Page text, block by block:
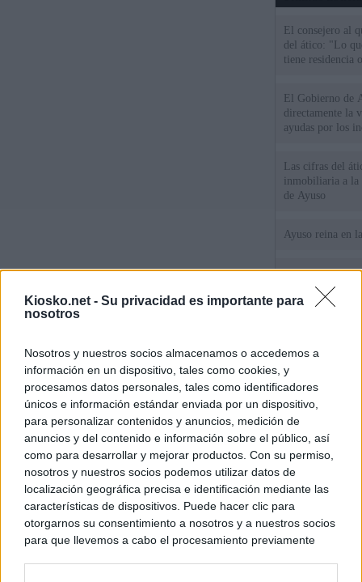
Kiosko.net - Su privacidad es importante para
nosotros
Nosotros y nuestros socios almacenamos o accedemos a
información en un dispositivo, tales como cookies, y
procesamos datos personales, tales como identificadores
únicos e información estándar enviada por un dispositivo,
para personalizar contenidos y anuncios, medición de
anuncios y del contenido e información sobre el público, así
como para desarrollar y mejorar productos. Con su permiso,
nosotros y nuestros socios podemos utilizar datos de
localización geográfica precisa e identificación mediante las
características de dispositivos. Puede hacer clic para
otorgarnos su consentimiento a nosotros y a nuestros socios
para que llevemos a cabo el procesamiento previamente
El consejero al
del ático: "Lo
tiene residencia
El Gobierno de
directamente la
ayudas por los
Las cifras del
inmobiliaria a la
de Ayuso
Ayuso reina en
El juez propone
la filtración de
jefa" Ayuso
WhatsApp,
un nuevo cruce
15 de agosto
© Kiosko.net Aviso Legal Privacidad y Cookies